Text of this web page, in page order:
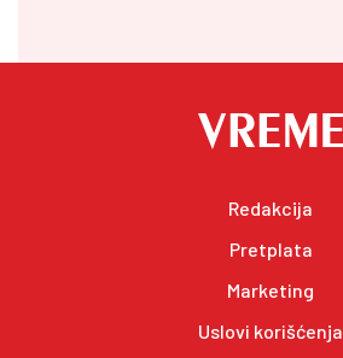
Redakcija
Pretplata
Marketing
Uslovi korišćenja